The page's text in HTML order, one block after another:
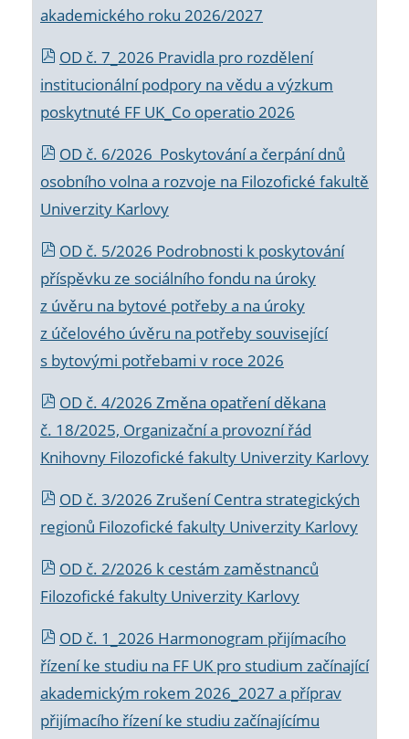
akademického roku 2026/2027
OD č. 7_2026 Pravidla pro rozdělení
institucionální podpory na vědu a výzkum
poskytnuté FF UK_Co operatio 2026
OD č. 6/2026 Poskytování a čerpání dnů
osobního volna a rozvoje na Filozofické fakultě
Univerzity Karlovy
OD č. 5/2026 Podrobnosti k poskytování
příspěvku ze sociálního fondu na úroky
z úvěru na bytové potřeby a na úroky
z účelového úvěru na potřeby související
s bytovými potřebami v roce 2026
OD č. 4/2026 Změna opatření děkana
č. 18/2025, Organizační a provozní řád
Knihovny Filozofické fakulty Univerzity Karlovy
OD č. 3/2026 Zrušení Centra strategických
regionů Filozofické fakulty Univerzity Karlovy
OD č. 2/2026 k cestám zaměstnanců
Filozofické fakulty Univerzity Karlovy
OD č. 1_2026 Harmonogram přijímacího
řízení ke studiu na FF UK pro studium začínající
akademickým rokem 2026_2027 a příprav
přijímacího řízení ke studiu začínajícímu